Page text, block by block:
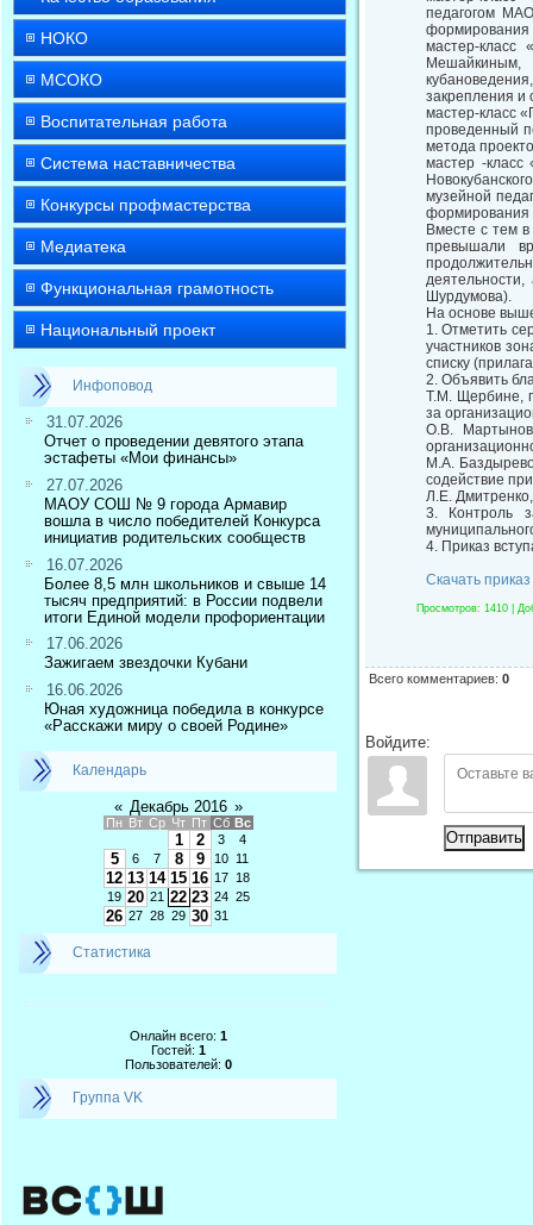
НОКО
МСОКО
Воспитательная работа
Система наставничества
Конкурсы профмастерства
Медиатека
Функциональная грамотность
Национальный проект
Инфоповод
31.07.2026
Отчет о проведении девятого этапа
эстафеты «Мои финансы»
27.07.2026
МАОУ СОШ № 9 города Армавир
вошла в число победителей Конкурса
инициатив родительских сообществ
16.07.2026
Более 8,5 млн школьников и свыше 14
тысяч предприятий: в России подвели
итоги Единой модели профориентации
17.06.2026
Зажигаем звездочки Кубани
16.06.2026
Юная художница победила в конкурсе
«Расскажи миру о своей Родине»
Календарь
« Декабрь 2016 »
Пн Вт Ср Чт Пт Сб Вс
1 2 3 4
5 6 7 8 9 10 11
12 13 14 15 16 17 18
19 20 21 22 23 24 25
26 27 28 29 30 31
Статистика
Онлайн всего: 1
Гостей: 1
Пользователей: 0
Группа VK
педагогом
формирования
мастер-
Мешайкиным,
закрепления и
мастер-класс
проведенный
метода
мастер -
музейной
формирования
Вместе с тем
превышали
Шурдумова).
На основе
1. Отметить
участников
списку
2. Объявить
Т.М. Щербине,
за
О.В.
М.А.
содействие
Л.Е.
3. Контроль
4. Приказ
Скачать
Просмотров: 1410 |
Всего комментариев: 0
Войдите:
Отправить